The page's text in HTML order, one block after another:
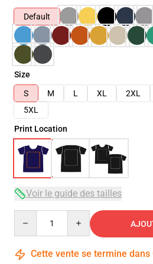
Default
Size
S
M L XL 2XL
5XL
Print Location
Voir le guide des tailles
Cette vente se termine dans